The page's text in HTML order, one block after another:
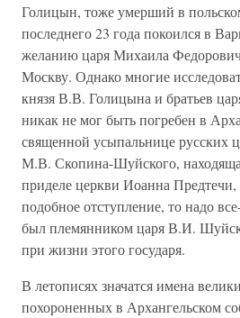
Голицын, тоже умерший в
последнего 23 года покоился в
желанию царя Михаила
Москву. Однако многие
князя В.В. Голицына и братьев
никак не мог быть погребен в
священной усыпальнице русских
М.В. Скопина-Шуйского,
приделе церкви Иоанна Предтечи,
подобное отступление, то надо
был племянником царя В.И.
при жизни этого государя.
В летописях значатся имена
похороненных в Архангельском